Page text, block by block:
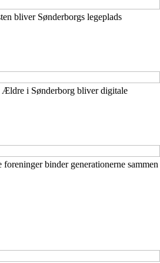
bliver Sønderborgs legeplads
Ældre i Sønderborg bliver digitale
binder generationerne sammen